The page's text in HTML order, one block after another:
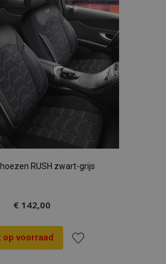
verlanglijst
RUSH zwart-grijs
€ 142,00
op voorraad